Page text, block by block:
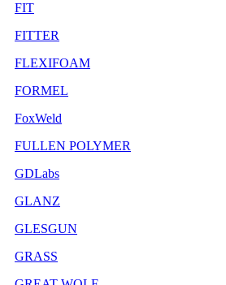
FIT
FITTER
FLEXIFOAM
FORMEL
FoxWeld
FULLEN POLYMER
GDLabs
GLANZ
GLESGUN
GRASS